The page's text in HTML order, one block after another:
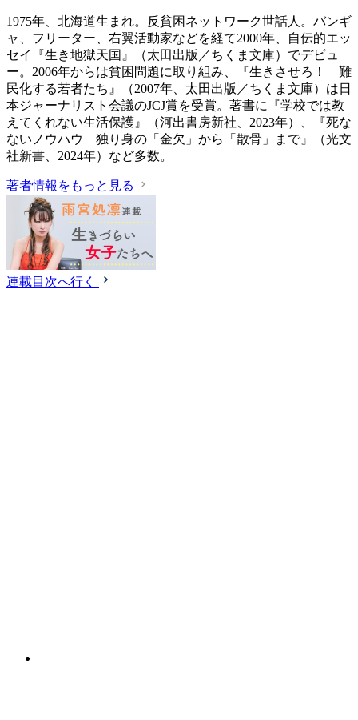
1975年、北海道生まれ。反貧困ネットワーク世話人。バンギ
ャ、フリーター、右翼活動家などを経て2000年、自伝的エッ
セイ『生き地獄天国』（太田出版／ちくま文庫）でデビュ
ー。2006年からは貧困問題に取り組み、『生きさせろ！ 難
民化する若者たち』（2007年、太田出版／ちくま文庫）は日
本ジャーナリスト会議のJCJ賞を受賞。著書に『学校では教
えてくれない生活保護』（‎河出書房新社、2023年）、『死な
ないノウハウ 独り身の「金欠」から「散骨」まで』（光文
社新書、2024年）など多数。
著者情報をもっと見る
連載目次へ行く